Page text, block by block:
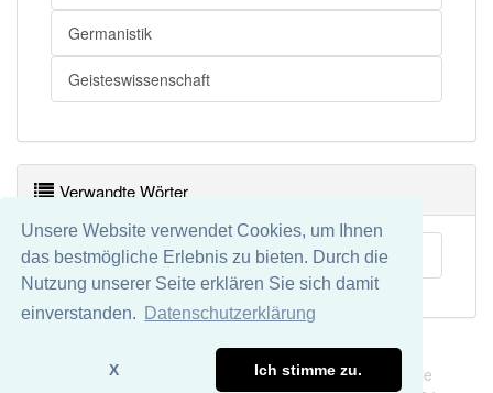
Unsere Website verwendet Cookies, um Ihnen
das bestmögliche Erlebnis zu bieten. Durch die
Nutzung unserer Seite erklären Sie sich damit
einverstanden.
Datenschutzerklärung
X Ich stimme zu.
Germanistik
Geisteswissenschaft
Verwandte Wörter
Indogermanist
Datenschutz
Wir übernehmen keine Garantie und keine Haftung für die